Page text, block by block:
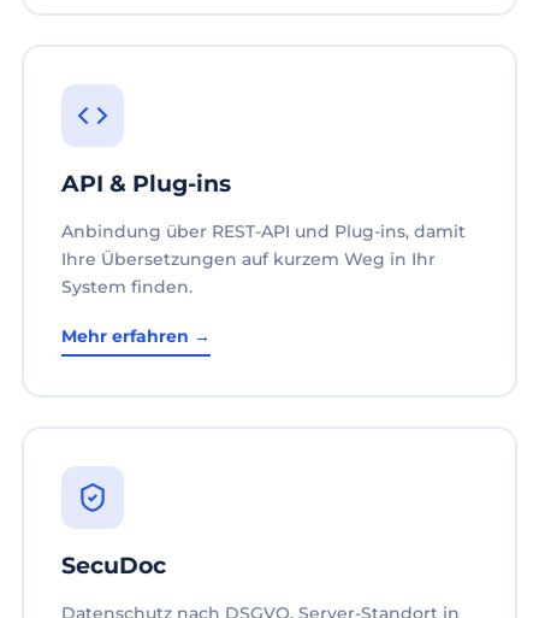
API & Plug-ins
Anbindung über REST-API und Plug-ins, damit
Ihre Übersetzungen auf kurzem Weg in Ihr
System finden.
Mehr erfahren →
SecuDoc
Datenschutz nach DSGVO. Server-Standort in